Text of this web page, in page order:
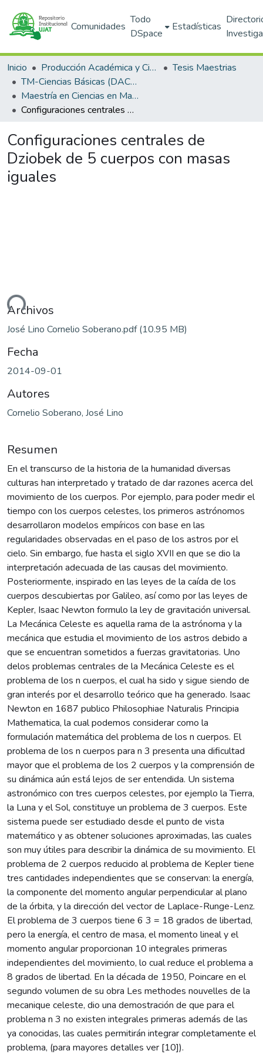
Comunidades
Todo
DSpace
Estadísticas
Inicio Producción Académica y Científica
Tesis Maestrias
TM-Ciencias Básicas (DACB)
Maestría en Ciencias en Matemáticas Aplicadas (PNPC)
Configuraciones centrales de Dziobek de 5 cuerpos con masas iguales
Configuraciones centrales de
Dziobek de 5 cuerpos con masas
iguales
Archivos
José Lino Cornelio Soberano.pdf(10.95 MB)
Fecha
2014-09-01
Autores
Cornelio Soberano, José Lino
Resumen
En el transcurso de la historia de la humanidad diversas
culturas han interpretado y tratado de dar razones acerca del
movimiento de los cuerpos. Por ejemplo, para poder medir el
tiempo con los cuerpos celestes, los primeros astrónomos
desarrollaron modelos empíricos con base en las
regularidades observadas en el paso de los astros por el
cielo. Sin embargo, fue hasta el siglo XVII en que se dio la
interpretación adecuada de las causas del movimiento.
Posteriormente, inspirado en las leyes de la caída de los
cuerpos descubiertas por Galileo, así como por las leyes de
Kepler, Isaac Newton formulo la ley de gravitación universal.
La Mecánica Celeste es aquella rama de la astrónoma y la
mecánica que estudia el movimiento de los astros debido a
que se encuentran sometidos a fuerzas gravitatorias. Uno
delos problemas centrales de la Mecánica Celeste es el
problema de los n cuerpos, el cual ha sido y sigue siendo de
gran interés por el desarrollo teórico que ha generado. Isaac
Newton en 1687 publico Philosophiae Naturalis Principia
Mathematica, la cual podemos considerar como la
formulación matemática del problema de los n cuerpos. El
problema de los n cuerpos para n 3 presenta una dificultad
mayor que el problema de los 2 cuerpos y la comprensión de
su dinámica aún está lejos de ser entendida. Un sistema
astronómico con tres cuerpos celestes, por ejemplo la Tierra,
la Luna y el Sol, constituye un problema de 3 cuerpos. Este
sistema puede ser estudiado desde el punto de vista
matemático y as obtener soluciones aproximadas, las cuales
son muy útiles para describir la dinámica de su movimiento. El
problema de 2 cuerpos reducido al problema de Kepler tiene
tres cantidades independientes que se conservan: la energía,
la componente del momento angular perpendicular al plano
de la órbita, y la dirección del vector de Laplace-Runge-Lenz.
El problema de 3 cuerpos tiene 6 3 = 18 grados de libertad,
pero la energía, el centro de masa, el momento lineal y el
momento angular proporcionan 10 integrales primeras
independientes del movimiento, lo cual reduce el problema a
8 grados de libertad. En la década de 1950, Poincare en el
segundo volumen de su obra Les methodes nouvelles de la
mecanique celeste, dio una demostración de que para el
problema n 3 no existen integrales primeras además de las
ya conocidas, las cuales permitirán integrar completamente el
problema, (para mayores detalles ver [10]).